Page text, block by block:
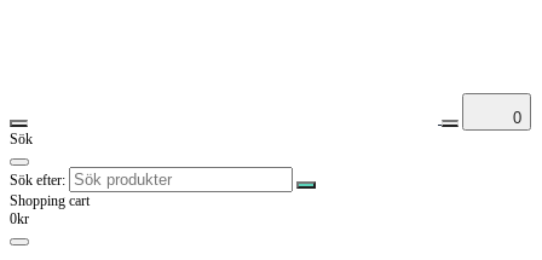
0
Sök
Sök efter:
Shopping cart
0kr